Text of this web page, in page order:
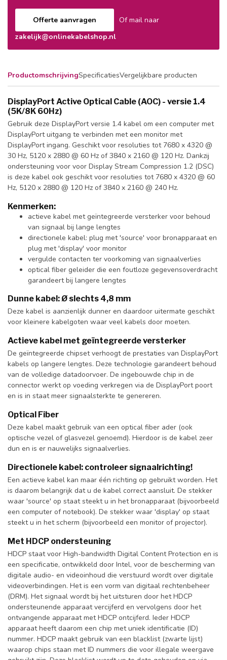
Offerte aanvragen
Of mail naar
zakelijk@onlinekabelshop.nl
ProductomschrijvingSpecificatiesVergelijkbare producten
DisplayPort Active Optical Cable (AOC) - versie 1.4
(5K/8K 60Hz)
Gebruik deze DisplayPort versie 1.4 kabel om een computer met
DisplayPort uitgang te verbinden met een monitor met
DisplayPort ingang. Geschikt voor resoluties tot 7680 x 4320 @
30 Hz, 5120 x 2880 @ 60 Hz of 3840 x 2160 @ 120 Hz. Dankzij
ondersteuning voor voor Display Stream Compression 1.2 (DSC)
is deze kabel ook geschikt voor resoluties tot 7680 x 4320 @ 60
Hz, 5120 x 2880 @ 120 Hz of 3840 x 2160 @ 240 Hz.
Kenmerken:
actieve kabel met geïntegreerde versterker voor behoud
van signaal bij lange lengtes
directionele kabel: plug met 'source' voor bronapparaat en
plug met 'display' voor monitor
vergulde contacten ter voorkoming van signaalverlies
optical fiber geleider die een foutloze gegevensoverdracht
garandeert bij langere lengtes
Dunne kabel: Ø slechts 4,8 mm
Deze kabel is aanzienlijk dunner en daardoor uitermate geschikt
voor kleinere kabelgoten waar veel kabels door moeten.
Actieve kabel met geïntegreerde versterker
De geïntegreerde chipset verhoogt de prestaties van DisplayPort
kabels op langere lengtes. Deze technologie garandeert behoud
van de volledige datadoorvoer. De ingebouwde chip in de
connector werkt op voeding verkregen via de DisplayPort poort
en is in staat meer signaalsterkte te genereren.
Optical Fiber
Deze kabel maakt gebruik van een optical fiber ader (ook
optische vezel of glasvezel genoemd). Hierdoor is de kabel zeer
dun en is er nauwelijks signaalverlies.
Directionele kabel: controleer signaalrichting!
Een actieve kabel kan maar één richting op gebruikt worden. Het
is daarom belangrijk dat u de kabel correct aansluit. De stekker
waar 'source' op staat steekt u in het bronapparaat (bijvoorbeeld
een computer of notebook). De stekker waar 'display' op staat
steekt u in het scherm (bijvoorbeeld een monitor of projector).
Met HDCP ondersteuning
HDCP staat voor High-bandwidth Digital Content Protection en is
een specificatie, ontwikkeld door Intel, voor de bescherming van
digitale audio- en videoinhoud die verstuurd wordt over digitale
videoverbindingen. Het is een vorm van digitaal rechtenbeheer
(DRM). Het signaal wordt bij het uitsturen door het HDCP
ondersteunende apparaat vercijferd en vervolgens door het
ontvangende apparaat met HDCP ontcijferd. Ieder HDCP
apparaat heeft daarom een chip met uniek identificatie (ID)
nummer. HDCP maakt gebruik van een blacklist (zwarte lijst)
waarop chips staan met ID nummers die voor illegale weergave